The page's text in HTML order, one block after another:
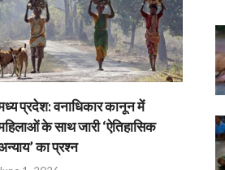
प्रदेश: वनाधिकार कानून में
के साथ जारी ‘ऐतिहासिक
का प्रश्न